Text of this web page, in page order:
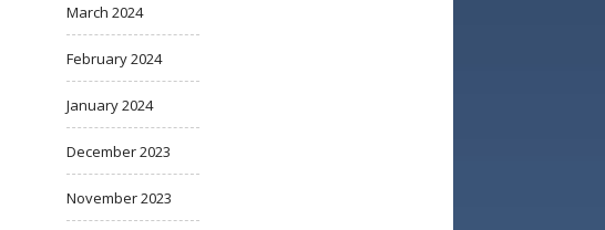
March 2024
February 2024
January 2024
December 2023
November 2023